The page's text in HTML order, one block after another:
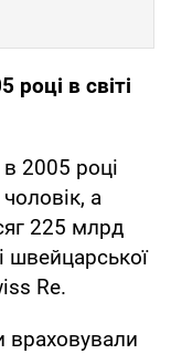
році в світі
в 2005 році
а
225 млрд
швейцарської
Re.
враховували